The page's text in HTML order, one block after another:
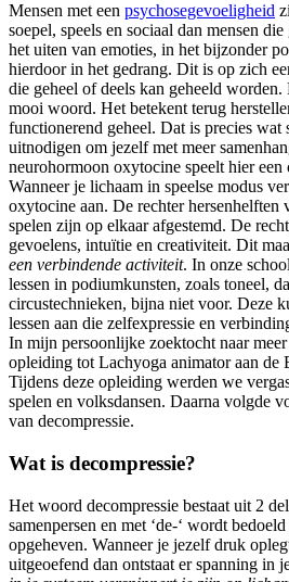
Mensen met een psychosegevoeligheid
soepel, speels en sociaal dan mensen
het uiten van emoties, in het bijzonder
hierdoor in het gedrang. Dit is op zich
die geheel of deels kan geheeld
mooi woord. Het betekent terug
functionerend geheel. Dat is precies wat
uitnodigen om jezelf met meer
neurohormoon oxytocine speelt hier een
Wanneer je lichaam in speelse modus
oxytocine aan. De rechter hersenhelften
spelen zijn op elkaar afgestemd. De
gevoelens, intuïtie en creativiteit. Dit
een verbindende activiteit. In onze
lessen in podiumkunsten, zoals toneel,
circustechnieken, bijna niet voor. Deze
lessen aan die zelfexpressie en
In mijn persoonlijke zoektocht naar
opleiding tot Lachyoga animator aan de
Tijdens deze opleiding werden we
spelen en volksdansen. Daarna volgde
van decompressie.
Wat is decompressie?
Het woord decompressie bestaat uit 2
samenpersen en met ‘de-‘ wordt
opgeheven. Wanneer je jezelf druk
uitgeoefend dan ontstaat er spanning in